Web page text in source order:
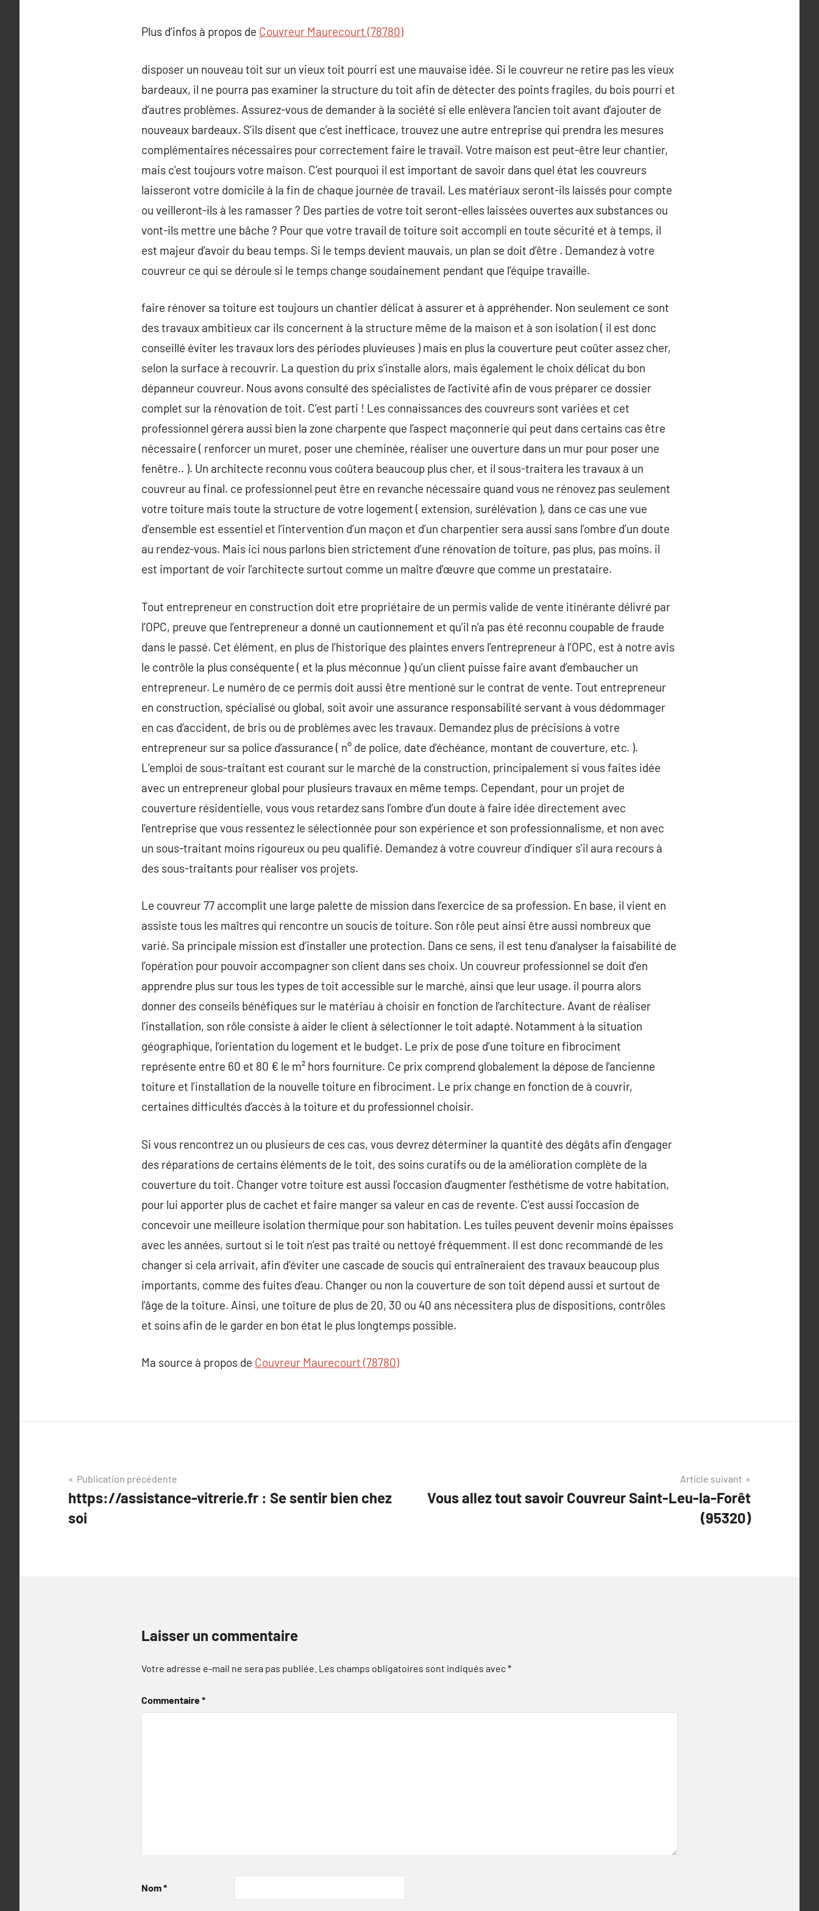
Plus d’infos à propos de Couvreur Maurecourt (78780)
disposer un nouveau toit sur un vieux toit pourri est une mauvaise idée. Si le couvreur ne retire pas les vieux
bardeaux, il ne pourra pas examiner la structure du toit afin de détecter des points fragiles, du bois pourri et
d’autres problèmes. Assurez-vous de demander à la société si elle enlèvera l’ancien toit avant d’ajouter de
nouveaux bardeaux. S’ils disent que c’est inefficace, trouvez une autre entreprise qui prendra les mesures
complémentaires nécessaires pour correctement faire le travail. Votre maison est peut-être leur chantier,
mais c’est toujours votre maison. C’est pourquoi il est important de savoir dans quel état les couvreurs
laisseront votre domicile à la fin de chaque journée de travail. Les matériaux seront-ils laissés pour compte
ou veilleront-ils à les ramasser ? Des parties de votre toit seront-elles laissées ouvertes aux substances ou
vont-ils mettre une bâche ? Pour que votre travail de toiture soit accompli en toute sécurité et à temps, il
est majeur d’avoir du beau temps. Si le temps devient mauvais, un plan se doit d’être . Demandez à votre
couvreur ce qui se déroule si le temps change soudainement pendant que l’équipe travaille.
faire rénover sa toiture est toujours un chantier délicat à assurer et à appréhender. Non seulement ce sont
des travaux ambitieux car ils concernent à la structure même de la maison et à son isolation ( il est donc
conseillé éviter les travaux lors des périodes pluvieuses ) mais en plus la couverture peut coûter assez cher,
selon la surface à recouvrir. La question du prix s’installe alors, mais également le choix délicat du bon
dépanneur couvreur. Nous avons consulté des spécialistes de l’activité afin de vous préparer ce dossier
complet sur la rénovation de toit. C’est parti ! Les connaissances des couvreurs sont variées et cet
professionnel gérera aussi bien la zone charpente que l’aspect maçonnerie qui peut dans certains cas être
nécessaire ( renforcer un muret, poser une cheminée, réaliser une ouverture dans un mur pour poser une
fenêtre.. ). Un architecte reconnu vous coûtera beaucoup plus cher, et il sous-traitera les travaux à un
couvreur au final. ce professionnel peut être en revanche nécessaire quand vous ne rénovez pas seulement
votre toiture mais toute la structure de votre logement ( extension, surélévation ), dans ce cas une vue
d’ensemble est essentiel et l’intervention d’un maçon et d’un charpentier sera aussi sans l’ombre d’un doute
au rendez-vous. Mais ici nous parlons bien strictement d’une rénovation de toiture, pas plus, pas moins. il
est important de voir l’architecte surtout comme un maître d’œuvre que comme un prestataire.
Tout entrepreneur en construction doit etre propriétaire de un permis valide de vente itinérante délivré par
l’OPC, preuve que l’entrepreneur a donné un cautionnement et qu’il n’a pas été reconnu coupable de fraude
dans le passé. Cet élément, en plus de l’historique des plaintes envers l’entrepreneur à l’OPC, est à notre avis
le contrôle la plus conséquente ( et la plus méconnue ) qu’un client puisse faire avant d’embaucher un
entrepreneur. Le numéro de ce permis doit aussi être mentioné sur le contrat de vente. Tout entrepreneur
en construction, spécialisé ou global, soit avoir une assurance responsabilité servant à vous dédommager
en cas d’accident, de bris ou de problèmes avec les travaux. Demandez plus de précisions à votre
entrepreneur sur sa police d’assurance ( n° de police, date d’échéance, montant de couverture, etc. ).
L’emploi de sous-traitant est courant sur le marché de la construction, principalement si vous faites idée
avec un entrepreneur global pour plusieurs travaux en même temps. Cependant, pour un projet de
couverture résidentielle, vous vous retardez sans l’ombre d’un doute à faire idée directement avec
l’entreprise que vous ressentez le sélectionnée pour son expérience et son professionnalisme, et non avec
un sous-traitant moins rigoureux ou peu qualifié. Demandez à votre couvreur d’indiquer s’il aura recours à
des sous-traitants pour réaliser vos projets.
Le couvreur 77 accomplit une large palette de mission dans l’exercice de sa profession. En base, il vient en
assiste tous les maîtres qui rencontre un soucis de toiture. Son rôle peut ainsi être aussi nombreux que
varié. Sa principale mission est d’installer une protection. Dans ce sens, il est tenu d’analyser la faisabilité de
l’opération pour pouvoir accompagner son client dans ses choix. Un couvreur professionnel se doit d’en
apprendre plus sur tous les types de toit accessible sur le marché, ainsi que leur usage. il pourra alors
donner des conseils bénéfiques sur le matériau à choisir en fonction de l’architecture. Avant de réaliser
l’installation, son rôle consiste à aider le client à sélectionner le toit adapté. Notamment à la situation
géographique, l’orientation du logement et le budget. Le prix de pose d’une toiture en fibrociment
représente entre 60 et 80 € le m² hors fourniture. Ce prix comprend globalement la dépose de l’ancienne
toiture et l’installation de la nouvelle toiture en fibrociment. Le prix change en fonction de à couvrir,
certaines difficultés d’accès à la toiture et du professionnel choisir.
Si vous rencontrez un ou plusieurs de ces cas, vous devrez déterminer la quantité des dégâts afin d’engager
des réparations de certains éléments de le toit, des soins curatifs ou de la amélioration complète de la
couverture du toit. Changer votre toiture est aussi l’occasion d’augmenter l’esthétisme de votre habitation,
pour lui apporter plus de cachet et faire manger sa valeur en cas de revente. C’est aussi l’occasion de
concevoir une meilleure isolation thermique pour son habitation. Les tuiles peuvent devenir moins épaisses
avec les années, surtout si le toit n’est pas traité ou nettoyé fréquemment. Il est donc recommandé de les
changer si cela arrivait, afin d’éviter une cascade de soucis qui entraîneraient des travaux beaucoup plus
importants, comme des fuites d’eau. Changer ou non la couverture de son toit dépend aussi et surtout de
l’âge de la toiture. Ainsi, une toiture de plus de 20, 30 ou 40 ans nécessitera plus de dispositions, contrôles
et soins afin de le garder en bon état le plus longtemps possible.
Ma source à propos de Couvreur Maurecourt (78780)
Navigation
de
l’article
Publication précédente
https://assistance-vitrerie.fr : Se sentir bien chez
soi
Article suivant
Vous allez tout savoir Couvreur Saint-Leu-la-Forêt
(95320)
Laisser un commentaire
Votre adresse e-mail ne sera pas publiée. Les champs obligatoires sont indiqués avec*
Commentaire*
Nom*